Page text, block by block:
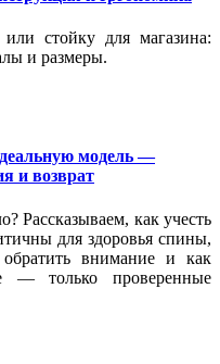
стойку для магазина:
и размеры.
модель —
и возврат
Рассказываем, как учесть
для здоровья спины,
внимание и как
— только проверенные